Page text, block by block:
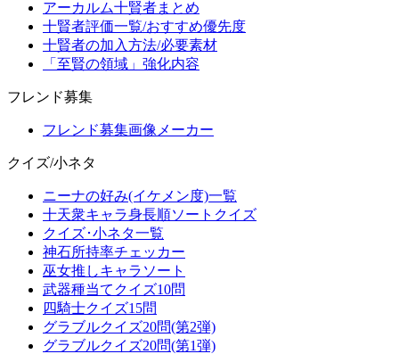
アーカルム十賢者まとめ
十賢者評価一覧/おすすめ優先度
十賢者の加入方法/必要素材
「至賢の領域」強化内容
フレンド募集
フレンド募集画像メーカー
クイズ/小ネタ
ニーナの好み(イケメン度)一覧
十天衆キャラ身長順ソートクイズ
クイズ･小ネタ一覧
神石所持率チェッカー
巫女推しキャラソート
武器種当てクイズ10問
四騎士クイズ15問
グラブルクイズ20問(第2弾)
グラブルクイズ20問(第1弾)